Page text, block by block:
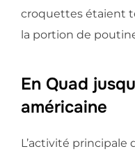
croquettes étaient
la portion de
En Quad
américaine
L’activité principale